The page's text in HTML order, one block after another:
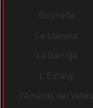
Gironella
La Llacuna
La Garriga
L´Estany
l´Ametlla del Vallès